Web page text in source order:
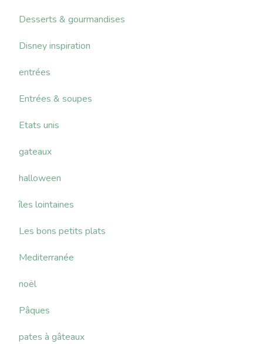
Desserts & gourmandises
Disney inspiration
entrées
Entrées & soupes
Etats unis
gateaux
halloween
îles lointaines
Les bons petits plats
Mediterranée
noël
Pâques
pates à gâteaux